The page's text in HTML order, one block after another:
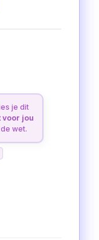
je dit
voor jou
wet.